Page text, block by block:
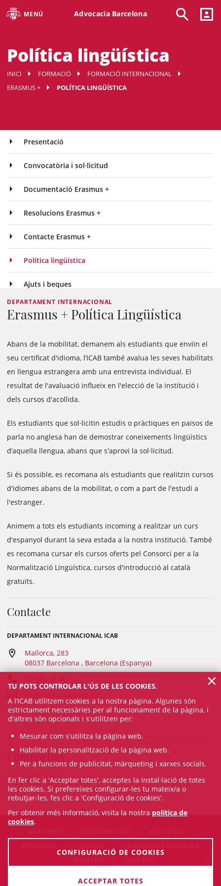
MENÚ Advocacia Barcelona
Política lingüística
INICI FORMACIÓ
FORMACIÓ INTERNACIONAL
ERASMUS +
POLÍTICA LINGÜÍSTICA
Presentació
Convocatòria i sol·licitud
Documentació Erasmus +
Resolucions Erasmus +
Contacte Erasmus +
Política lingüística
Ajuts i beques
DEPARTAMENT INTERNACIONAL
Erasmus + Política Lingüística
Abans de la mobilitat, demanem als estudiants que enviïn el
seu certificat d'idioma, l’ICAB també avalua les seves habilitats
en llengua estrangera amb una entrevista individual. El
resultat de l'avaluació influeix en l'elecció de la institució i
dels cursos d'acollida.
Els estudiants que sol·licitin estudis o pràctiques en països de
parla no anglesa han de demostrar coneixements lingüístics
d’aquella llengua, abans que s'aprovi la sol·licitud.
Si és possible, es recomana als estudiants que realitzin cursos
d'idiomes abans de la mobilitat, o com a part de l'estudi a
l'estranger.
Animem a tots els estudiants incoming a realitzar un curs
d'espanyol durant la seva estada a la nostra institució. També
es recomana cursar els cursos oferts pel Consorci per a la
Normalització Lingüística, cursos d'introducció al català
gratuïts.
Contacte
DEPARTAMENT INTERNACIONAL ICAB
Mallorca, 283
08037 Barcelona , Barcelona (Espanya)
Comparteix
© Thu Aug 06 19:19:13 CEST 2026 Il·lustre Col·legi de
TU POTS CONTROLAR L'ÚS DE LES COOKIES.
A l’ICAB utilitzem cookies a la nostra pàgina. Algunes són
estrictament necessàries per al funcionament de la pàgina, i
d'altres són opcionals i s'utilitzen per:
Mesurar com s'utilitza la pàgina web.
Habilitar la personalització de la pàgina web.
Per a funcions de publicitat, màrqueting i xarxes socials.
En fer clic a 'Acceptar totes', acceptes la instal·lació de totes
les cookies. Si prefereixes configurar-les tu mateix/a o
rebutjar-les, fes clic a 'Configuració de cookies'.
Per obtenir més informació, visita la nostra política de
cookies.
CONFIGURACIÓ DE COOKIES
ACCEPTAR TOTES
×